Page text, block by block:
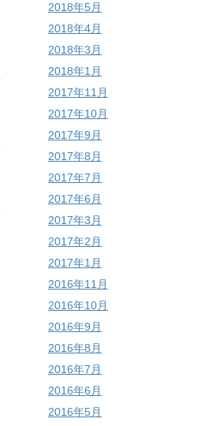
2018年5月
2018年4月
2018年3月
2018年1月
2017年11月
2017年10月
2017年9月
2017年8月
2017年7月
2017年6月
2017年3月
2017年2月
2017年1月
2016年11月
2016年10月
2016年9月
2016年8月
2016年7月
2016年6月
2016年5月